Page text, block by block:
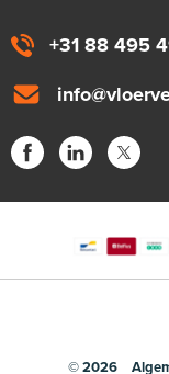
+31 88 495
© 2026